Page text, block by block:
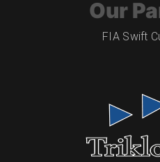
Our
FIA Swift